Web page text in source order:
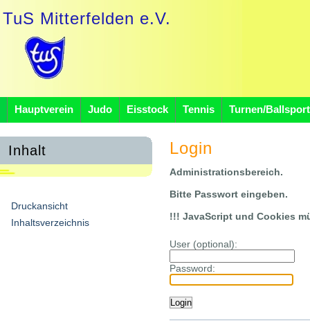
TuS Mitterfelden e.V.
Hauptverein Judo Eisstock Tennis Turnen/Ballsport
Inhalt
Druckansicht
Inhaltsverzeichnis
Login
Administrationsbereich.
Bitte Passwort eingeben.
!!! JavaScript und Cookies
User (optional):
Password: